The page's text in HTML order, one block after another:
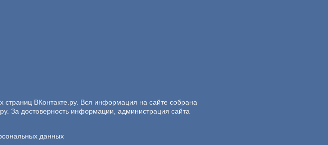
страниц ВКонтакте.ру. Вся информация на сайте собрана
За достоверность информации, администрация сайта
данных